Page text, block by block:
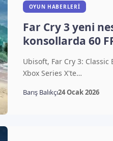
OYUN HABERLERI
Far Cry 3 yeni
konsollarda 60
Ubisoft, Far Cry 3: Classic
Xbox Series X'te…
Barış Balıkçı24 Ocak 2026